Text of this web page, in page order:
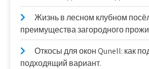
Жизнь в лесном клубном
преимущества загородного
Откосы для окон Qunell: как
подходящий вариант.